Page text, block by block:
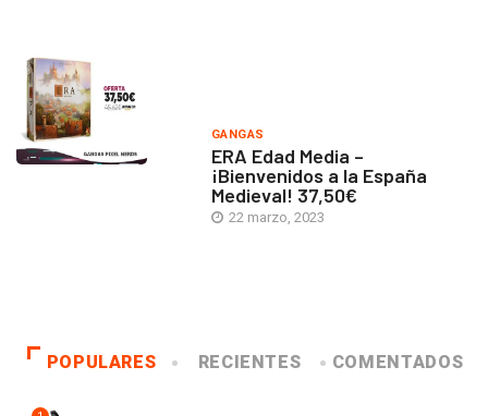
GANGAS
ERA Edad Media –
¡Bienvenidos a la España
Medieval! 37,50€
22 marzo, 2023
POPULARES RECIENTES COMENTADOS